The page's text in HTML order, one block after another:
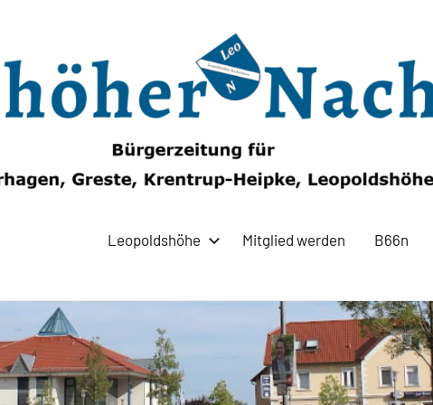
Leopoldshöhe Mitglied werden B66n